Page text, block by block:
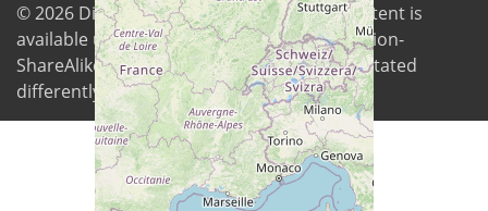
© 2026 Digital Freedom Foundation. All content is
available under Creative Commons Attribution-
ShareAlike 4.0 International license unless stated
differently